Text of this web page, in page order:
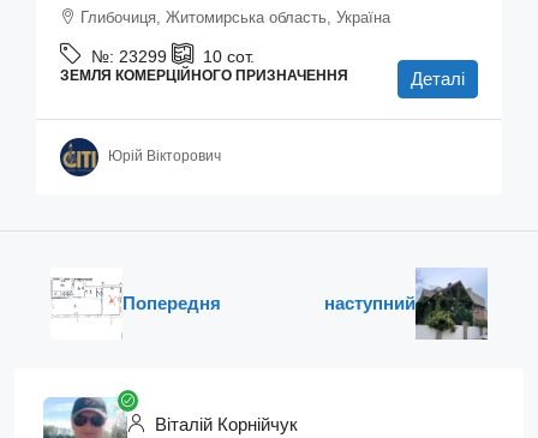
Глибочиця, Житомирська область, Україна
№: 23299 10 сот.
ЗЕМЛЯ КОМЕРЦІЙНОГО ПРИЗНАЧЕННЯ Деталі
Юрій Вікторович
Попередня наступний
Віталій Корнійчук